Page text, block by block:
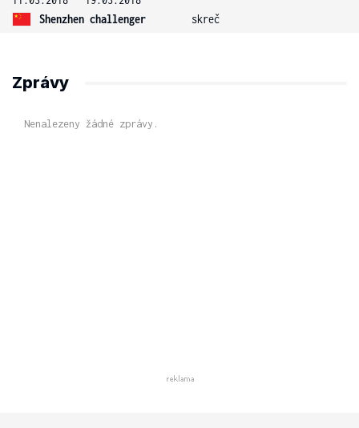
Shenzhen challenger
skreč
Zprávy
Nenalezeny žádné zprávy.